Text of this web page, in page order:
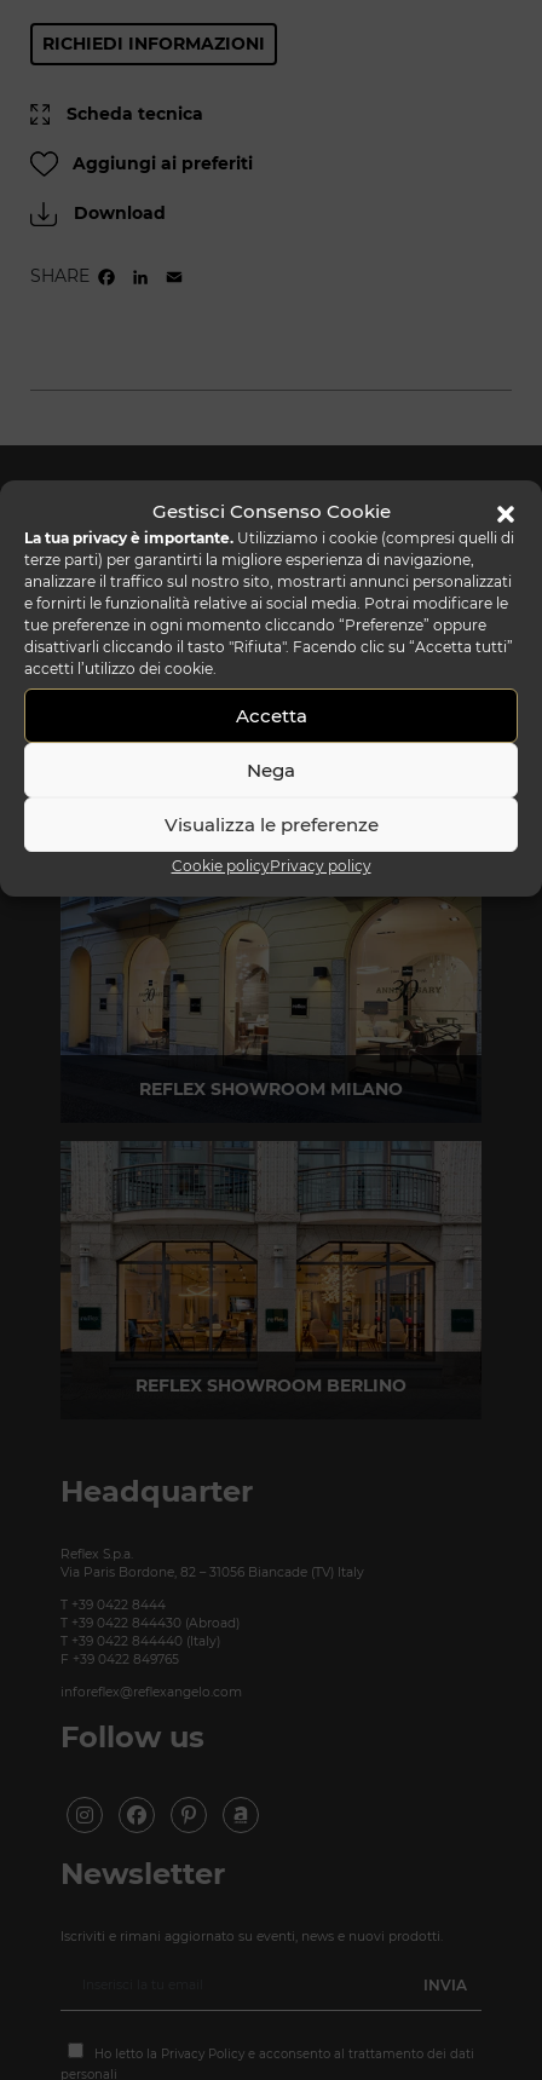
Gestisci Consenso Cookie
La tua privacy è importante. Utilizziamo i cookie (compresi quelli di
terze parti) per garantirti la migliore esperienza di navigazione,
analizzare il traffico sul nostro sito, mostrarti annunci personalizzati
e fornirti le funzionalità relative ai social media. Potrai modificare le
tue preferenze in ogni momento cliccando “Preferenze” oppure
disattivarli cliccando il tasto "Rifiuta". Facendo clic su “Accetta tutti”
accetti l’utilizzo dei cookie.
Accetta
Nega
Visualizza le preferenze
Cookie policyPrivacy policy
RICHIEDI INFORMAZIONI
Scheda tecnica
Aggiungi ai preferiti
Download
SHARE FACEBOOK
LINKEDIN
Via Gabriele D'Annunzio, 77 31056 Biancade (TV)
T +39 0422 849201
REFLEX SHOWROOM MILANO
T +39 02 80582955
REFLEX SHOWROOM BERLINO
Headquarter
Reflex S.p.a.
Via Paris Bordone, 82 – 31056 Biancade (TV) Italy
T +39 0422 8444
T +39 0422 844430 (Abroad)
T +39 0422 844440 (Italy)
F +39 0422 849765
inforeflex@reflexangelo.com
Follow us
Newsletter
Iscriviti e rimani aggiornato su eventi, news e nuovi prodotti.
Ho letto la Privacy Policy e acconsento al trattamento dei dati
personali